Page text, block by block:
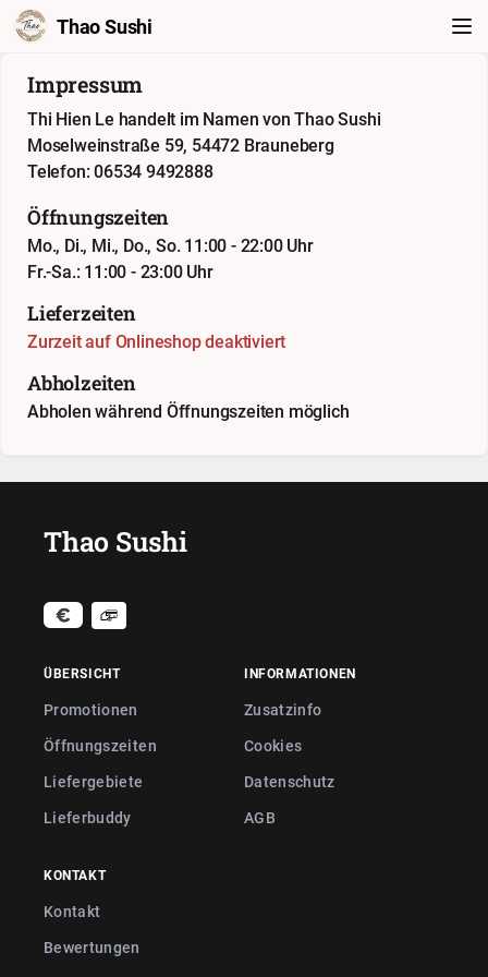
Thao Sushi
Impressum
Thi Hien Le handelt im Namen von Thao Sushi
Moselweinstraße 59, 54472 Brauneberg
Telefon: 06534 9492888
Öffnungszeiten
Mo., Di., Mi., Do., So. 11:00 - 22:00 Uhr
Fr.-Sa.: 11:00 - 23:00 Uhr
Lieferzeiten
Zurzeit auf Onlineshop deaktiviert
Abholzeiten
Abholen während Öffnungszeiten möglich
Thao Sushi
ÜBERSICHT
Promotionen
Öffnungszeiten
Liefergebiete
Lieferbuddy
INFORMATIONEN
Zusatzinfo
Cookies
Datenschutz
AGB
KONTAKT
Kontakt
Bewertungen